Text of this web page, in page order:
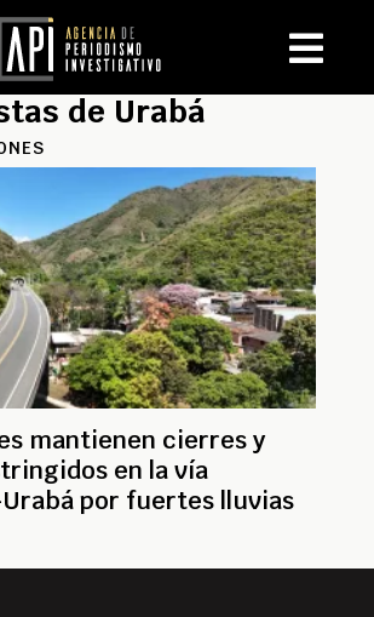
de Urabá
mantienen cierres y
en la vía
por fuertes lluvias